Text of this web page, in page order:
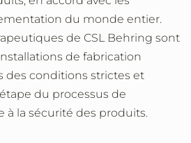
du monde entier.
de CSL Behring sont
de fabrication
des conditions strictes et
du processus de
à la sécurité des produits.